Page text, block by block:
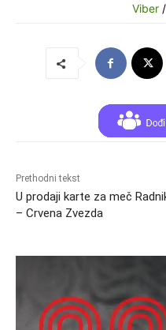
Viber /
Prethodni tekst
U prodaji karte za meč
– Crvena Zvezda